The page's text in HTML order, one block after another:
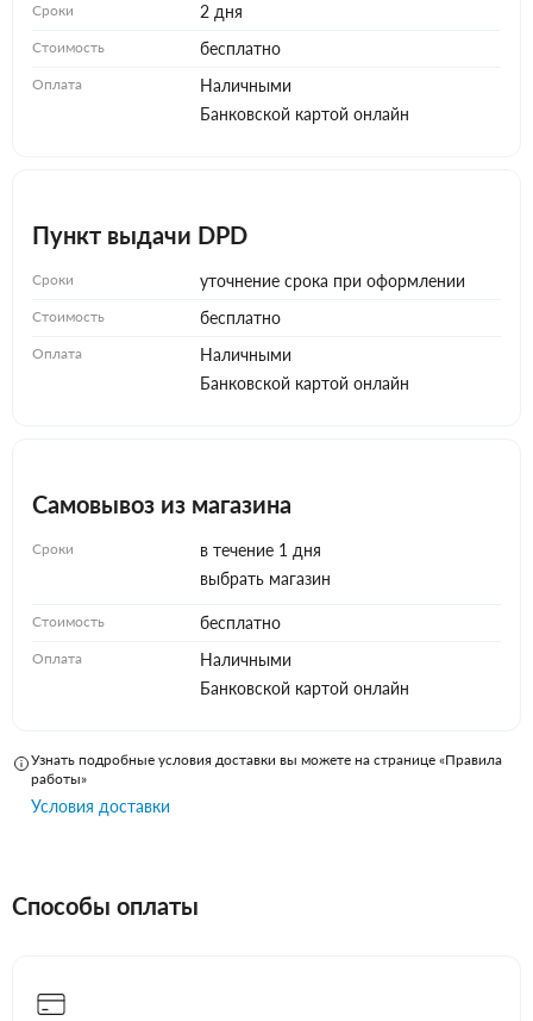
Сроки 2 дня
Стоимость бесплатно
Оплата
Наличными
Банковской картой онлайн
Пункт выдачи DPD
Сроки уточнение срока при оформлении
Стоимость бесплатно
Оплата
Наличными
Банковской картой онлайн
Самовывоз из магазина
Сроки
в течение 1 дня
выбрать магазин
Стоимость бесплатно
Оплата
Наличными
Банковской картой онлайн
Узнать подробные условия доставки вы можете на странице «Правила
работы»
Условия доставки
Способы оплаты